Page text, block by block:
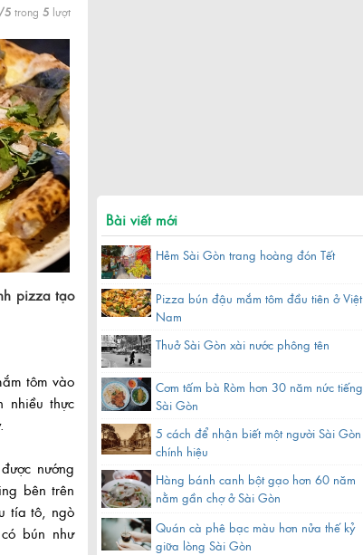
5 trong 5 lượt
pizza tạo
tôm vào
nhiều thực
nướng
bên trên
tía tô, ngò
bún như
Bài viết mới
Hẻm Sài Gòn trang hoàng đón Tết
Pizza bún đậu mắm tôm đầu tiên ở Việt
Nam
Thuở Sài Gòn xài nước phông tên
Cơm tấm bà Ròm hơn 30 năm nức tiếng
Sài Gòn
5 cách để nhận biết một người Sài Gòn
chính hiệu
Hàng bánh canh bột gạo hơn 60 năm
nằm gần chợ ở Sài Gòn
Quán cà phê bạc màu hơn nửa thế kỷ
giữa lòng Sài Gòn